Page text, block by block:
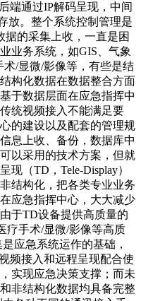
端通过IP解码呈现，中间
放。整个系统控制管理是
的采集上收，一直是困
业务系统，如GIS、气象
术/显微/影像等，有些是结
构化数据在数据整合方面
于数据层面在应急指挥中
统视频接入不能满足要
的建设以及配套的管理规
息上收、备份，数据库中
以采用的技术方案，但就
现（TD，Tele-Display）
结构化，把各类专业业务
应急指挥中心，大大减少
于TD设备提供高质量的
疗手术/显微/影像等高质
应急系统运作的基础，
频接入和远程呈现配合使
实现应急决策支撑；而未
非结构化数据均具备完整